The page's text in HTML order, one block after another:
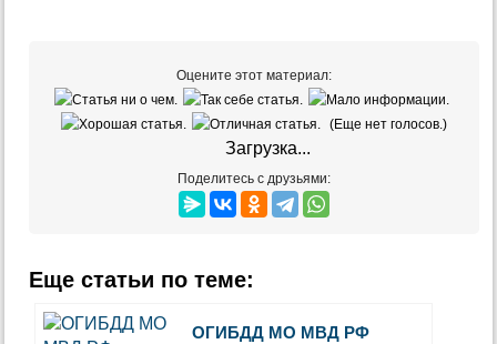
Оцените этот материал:
(Еще нет голосов.)
Загрузка...
Поделитесь с друзьями:
Еще статьи по теме:
ОГИБДД МО МВД РФ